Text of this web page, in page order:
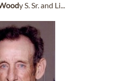
y S. Sr. and Li...